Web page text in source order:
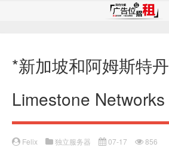
*新加坡和阿姆斯特
Limestone Networks
Felix 独立服务器 07-17 856